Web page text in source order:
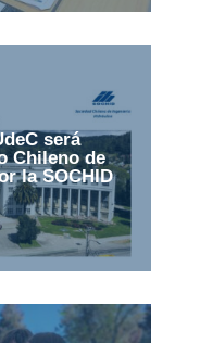
será
Chileno de
la SOCHID